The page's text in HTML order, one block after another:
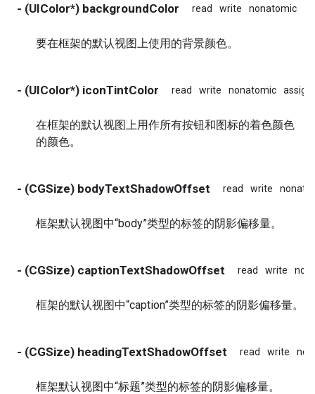
- (UIColor*) backgroundColor read write nonatomic
要在框架的默认视图上使用的背景颜色。
- (UIColor*) iconTintColor read write nonatomic assign
在框架的默认视图上用作所有按钮和图标的着色颜色
的颜色。
- (CGSize) bodyTextShadowOffset read write
框架默认视图中“body”类型的标签的阴影偏移量。
- (CGSize) captionTextShadowOffset read write
框架的默认视图中“caption”类型的标签的阴影偏移量。
- (CGSize) headingTextShadowOffset read write
框架默认视图中“标题”类型的标签的阴影偏移量。